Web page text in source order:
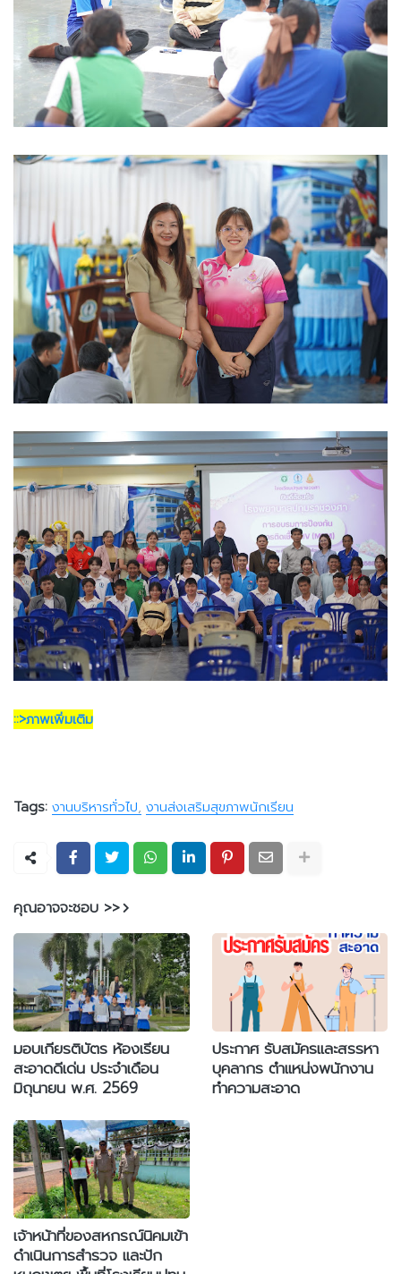
::>ภาพเพิ่มเติม
Tags: งานบริหารทั่วไป งานส่งเสริมสุขภาพนักเรียน
คุณอาจจะชอบ >>
มอบเกียรติบัตร ห้องเรียน
สะอาดดีเด่น ประจำเดือน
มิถุนายน พ.ศ. 2569
ประกาศ รับสมัครและสรรหา
บุคลากร ตำแหน่งพนักงาน
ทำความสะอาด
เจ้าหน้าที่ของสหกรณ์นิคมเข้า
ดำเนินการสำรวจ และปัก